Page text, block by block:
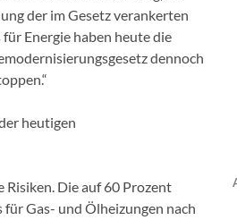
der im Gesetz verankerten
Energie haben heute die
dennoch
heutigen
Die auf 60 Prozent
Gas- und Ölheizungen nach